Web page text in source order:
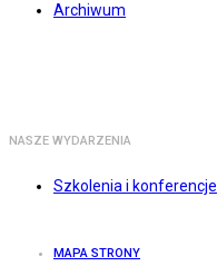
Archiwum
NASZE WYDARZENIA
Szkolenia i konferencje
MAPA STRONY